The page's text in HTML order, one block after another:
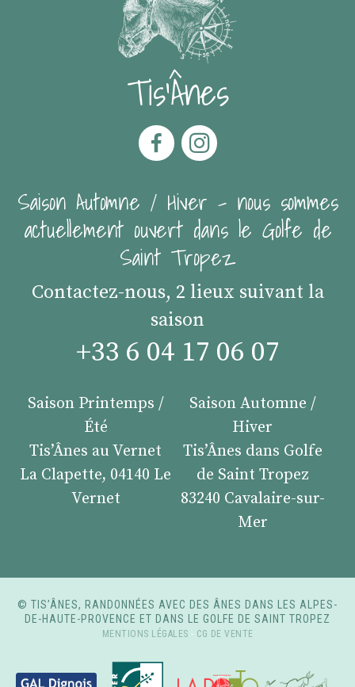
Tis'Ânes
Saison Automne / Hiver - nous sommes
actuellement ouvert dans le Golfe de
Saint Tropez
Contactez-nous, 2 lieux suivant la
saison
+33 6 04 17 06 07
Saison Printemps /
Été
Tis’Ânes au Vernet
La Clapette, 04140 Le
Vernet
Saison Automne /
Hiver
Tis’Ânes dans Golfe
de Saint Tropez
83240 Cavalaire-sur-
Mer
© TIS’ÂNES, RANDONNÉES AVEC DES ÂNES DANS LES ALPES-
DE-HAUTE-PROVENCE ET DANS LE GOLFE DE SAINT TROPEZ
MENTIONS LÉGALES - CG DE VENTE